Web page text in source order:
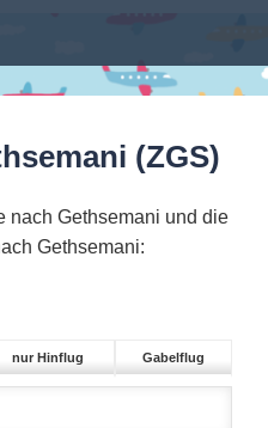
(ZGS)
nach Gethsemani und die
Gethsemani:
nur Hinflug Gabelflug